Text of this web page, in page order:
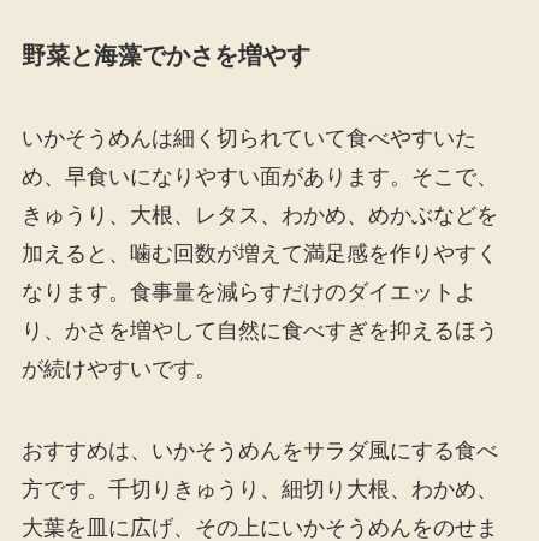
野菜と海藻でかさを増やす
いかそうめんは細く切られていて食べやすいた
め、早食いになりやすい面があります。そこで、
きゅうり、大根、レタス、わかめ、めかぶなどを
加えると、噛む回数が増えて満足感を作りやすく
なります。食事量を減らすだけのダイエットよ
り、かさを増やして自然に食べすぎを抑えるほう
が続けやすいです。
おすすめは、いかそうめんをサラダ風にする食べ
方です。千切りきゅうり、細切り大根、わかめ、
大葉を皿に広げ、その上にいかそうめんをのせま